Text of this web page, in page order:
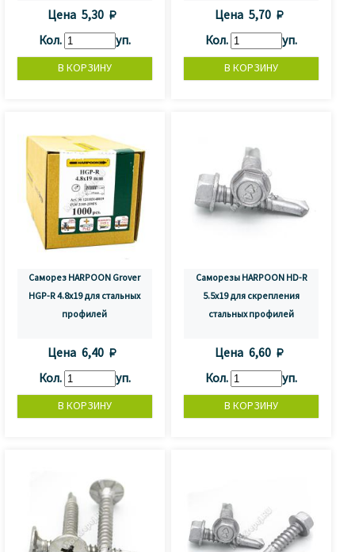
Цена 5,30 
Кол.
уп.
Цена 5,70 
Кол.
уп.
Саморез HARPOON Grover
HGP-R 4.8х19 для стальных
профилей
Цена 6,40 
Кол.
уп.
Саморезы HARPOON HD-R
5.5x19 для скрепления
стальных профилей
Цена 6,60 
Кол.
уп.